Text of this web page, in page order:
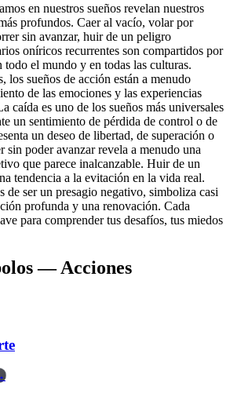
en nuestros sueños revelan nuestros
profundos. Caer al vacío, volar por
sin avanzar, huir de un peligro
oníricos recurrentes son compartidos por
todo el mundo y en todas las culturas.
los sueños de acción están a menudo
de las emociones y las experiencias
caída es uno de los sueños más universales
un sentimiento de pérdida de control o de
un deseo de libertad, de superación o
sin poder avanzar revela a menudo una
que parece inalcanzable. Huir de un
tendencia a la evitación en la vida real.
de ser un presagio negativo, simboliza casi
profunda y una renovación. Cada
para comprender tus desafíos, tus miedos
— Acciones